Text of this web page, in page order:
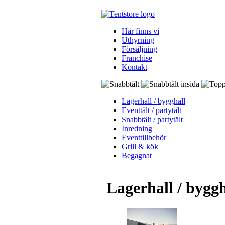
Här finns vi
Uthyrning
Försäljning
Franchise
Kontakt
Lagerhall / bygghall
Eventtält / partytält
Snabbtält / partytält
Inredning
Eventtillbehör
Grill & kök
Begagnat
Lagerhall /